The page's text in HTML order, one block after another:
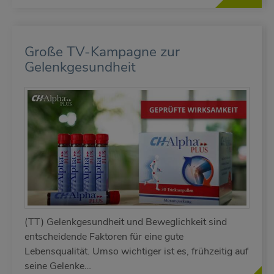
Große TV-Kampagne zur
Gelenkgesundheit
(TT) Gelenkgesundheit und Beweglichkeit sind
entscheidende Faktoren für eine gute
Lebensqualität. Umso wichtiger ist es, frühzeitig auf
seine Gelenke…